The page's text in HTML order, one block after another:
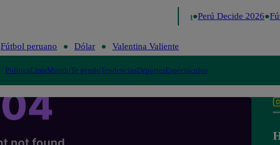
Perú Decide 2026
Fútbol peruano Dólar Valentina Valiente
PolíticaLimaMundoTe ayudoTendenciasDeportesEspectáculos